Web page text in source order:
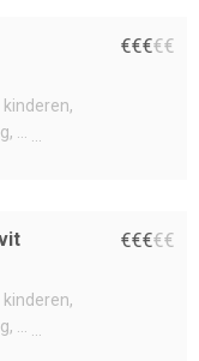
€€€€€
kinderen
€€€€€
kinderen